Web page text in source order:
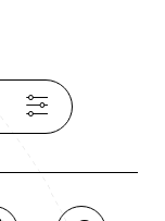
parc protège le
pelées et
Cachí culminant
cette partie de